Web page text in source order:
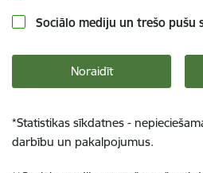
Sociālo mediju un trešo pušu
Noraidīt
*Statistikas sīkdatnes -
darbību un pakalpojumus.